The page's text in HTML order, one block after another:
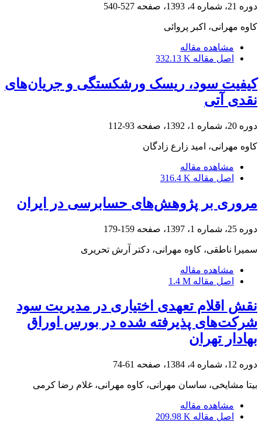
دوره 21، شماره 4، 1393، صفحه 527-540
کاوه مهرانی، اکبر پروائی
مشاهده مقاله
اصل مقاله 332.13 K
کیفیت سود، ریسک ورشکستگی و جریان‌های
نقدی آتی
دوره 20، شماره 1، 1392، صفحه 93-112
کاوه مهرانی، امید زارع زادگان
مشاهده مقاله
اصل مقاله 316.4 K
مروری بر پژوهش‌های حسابرسی در ایران
دوره 25، شماره 1، 1397، صفحه 159-179
سمیرا ناطقی، کاوه مهرانی، دکتر آرش تحریری
مشاهده مقاله
اصل مقاله 1.4 M
نقش اقلام تعهدی اختیاری در مدیریت سود
شرکت‌های پذیرفته شده در بورس اوراق
بهادار تهران
دوره 12، شماره 4، 1384، صفحه 61-74
بیتا مشایخی، ساسان مهرانی، کاوه مهرانی، غلام رضا کرمی
مشاهده مقاله
اصل مقاله 209.98 K